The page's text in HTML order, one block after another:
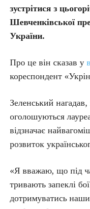
зустрітися з
Шевченківської
України.
Про це він сказав у
кореспондент
Зеленський
оголошуються
відзначає
розвиток
«Я вважаю, що під
тривають запеклі
дотримуватись